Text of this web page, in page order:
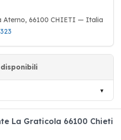
Aterno, 66100 CHIETI — Italia
La Graticola 66100 Chieti